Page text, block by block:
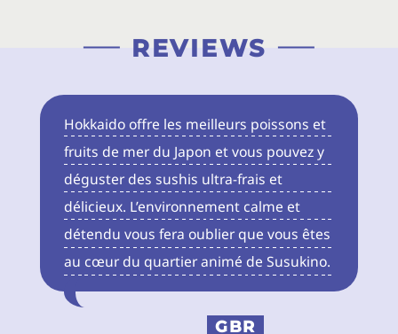
REVIEWS
Hokkaido offre les meilleurs poissons et
fruits de mer du Japon et vous pouvez y
déguster des sushis ultra-frais et
délicieux. L’environnement calme et
détendu vous fera oublier que vous êtes
au cœur du quartier animé de Susukino.
GBR